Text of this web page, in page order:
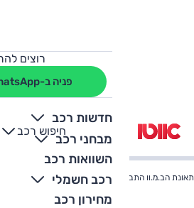
רוצים
פניה ב-WhatsApp
חדשות רכב
מבחני רכב
השוואות רכב
רכב חשמלי
מחירון רכב
חיפוש רכב
+
-
תאונת הב.מ.וו התבררה כקומבינה, אבל לא של הנהג